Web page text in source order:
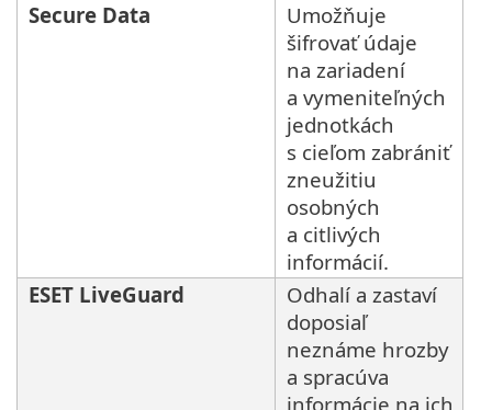
Secure Data
Umožňuje
šifrovať údaje
na zariadení
a vymeniteľných
jednotkách
s cieľom zabrániť
zneužitiu
osobných
a citlivých
informácií.
ESET LiveGuard
Odhalí a zastaví
doposiaľ
neznáme hrozby
a spracúva
informácie na ich